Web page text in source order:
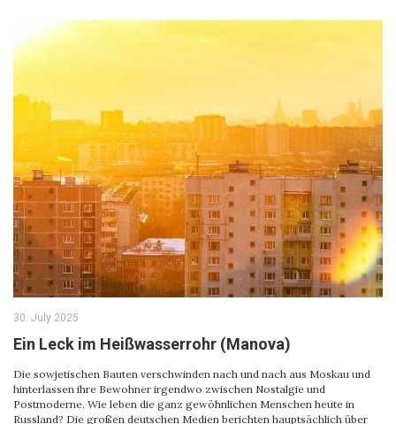
30. July 2025
Ein Leck im Heißwasserrohr (Manova)
Die sowjetischen Bauten verschwinden nach und nach aus Moskau und
hinterlassen ihre Bewohner irgendwo zwischen Nostalgie und
Postmoderne. Wie leben die ganz gewöhnlichen Menschen heute in
Russland? Die großen deutschen Medien berichten hauptsächlich über